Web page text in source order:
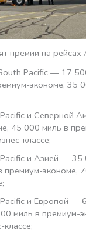
премии на рейсах
Pacific — 17
экономе, 35
и Северной
45 000 миль в
классе;
и Азией — 35
премиум-экономе,
и Европой —
миль в премиум-
классе;